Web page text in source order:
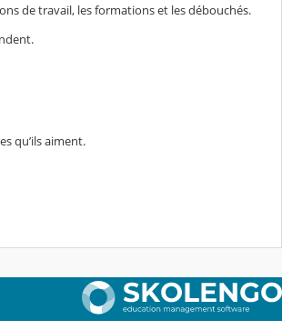
de travail, les formations et les débouchés.
qu’ils aiment.